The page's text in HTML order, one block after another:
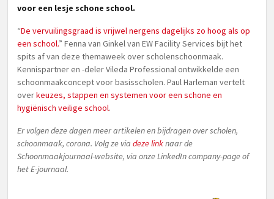
voor een lesje schone school.
“De vervuilingsgraad is vrijwel nergens dagelijks zo hoog als op
een school.” Fenna van Ginkel van EW Facility Services bijt het
spits af van deze themaweek over scholenschoonmaak.
Kennispartner en -deler Vileda Professional ontwikkelde een
schoonmaakconcept voor basisscholen. Paul Harleman vertelt
overkeuzes, stappen en systemen voor een schone en
hygiënisch veilige school.
Er volgen deze dagen meer artikelen en bijdragen over scholen,
schoonmaak, corona. Volg ze via deze linknaar de
Schoonmaakjournaal-website, via onze LinkedIn company-page of
het E-journaal.